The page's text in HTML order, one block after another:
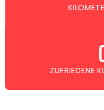
ZUFRIEDENE